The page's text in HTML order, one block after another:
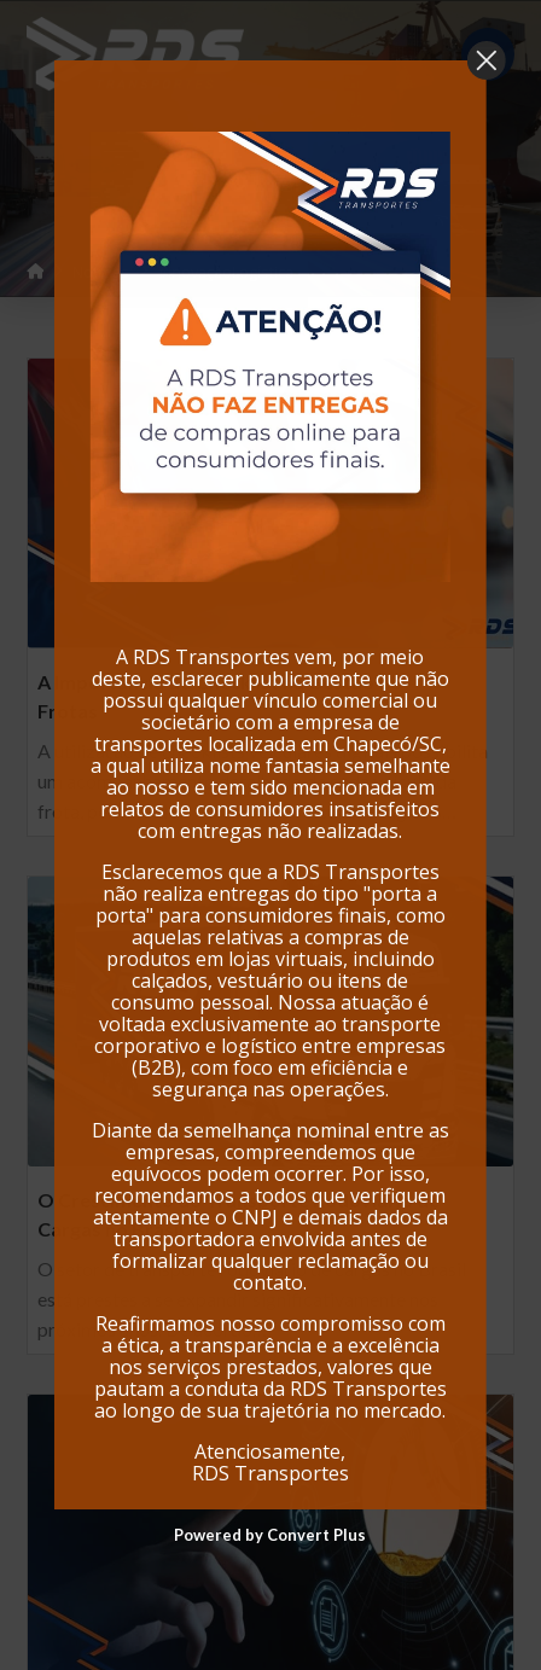
Notícias
Home Notícias #InovaçãoLogística
A Importância do Checklist na Gestão de
Frotas
A utilização de checklists veiculares digitais possibilita
um acompanhamento detalhado de cada veículo da
frota, permitindo: ✅ Inspeções veiculares digitais…
O Crescimento do Transporte Rodoviário de
Cargas no Brasil
O setor de transporte rodoviário de cargas no Brasil
está prestes a se expandir significativamente nos
próximos anos. De acordo…
A RDS Transportes vem, por meio
deste, esclarecer publicamente que não
possui qualquer vínculo comercial ou
societário com a empresa de
transportes localizada em Chapecó/SC,
a qual utiliza nome fantasia semelhante
ao nosso e tem sido mencionada em
relatos de consumidores insatisfeitos
com entregas não realizadas.
Esclarecemos que a RDS Transportes
não realiza entregas do tipo "porta a
porta" para consumidores finais, como
aquelas relativas a compras de
produtos em lojas virtuais, incluindo
calçados, vestuário ou itens de
consumo pessoal. Nossa atuação é
voltada exclusivamente ao transporte
corporativo e logístico entre empresas
(B2B), com foco em eficiência e
segurança nas operações.
Diante da semelhança nominal entre as
empresas, compreendemos que
equívocos podem ocorrer. Por isso,
recomendamos a todos que verifiquem
atentamente o CNPJ e demais dados da
transportadora envolvida antes de
formalizar qualquer reclamação ou
contato.
Reafirmamos nosso compromisso com
a ética, a transparência e a excelência
nos serviços prestados, valores que
pautam a conduta da RDS Transportes
ao longo de sua trajetória no mercado.
Atenciosamente,
RDS Transportes
Powered by Convert Plus